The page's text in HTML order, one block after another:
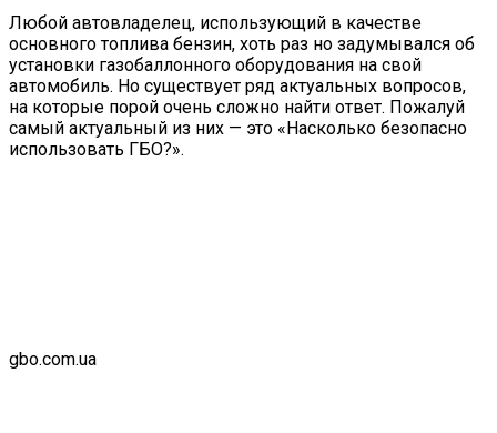
Любой автовладелец, использующий в качестве
основного топлива бензин, хоть раз но задумывался об
установки газобаллонного оборудования на свой
автомобиль. Но существует ряд актуальных вопросов,
на которые порой очень сложно найти ответ. Пожалуй
самый актуальный из них — это «Насколько безопасно
использовать ГБО?».
gbo.com.ua